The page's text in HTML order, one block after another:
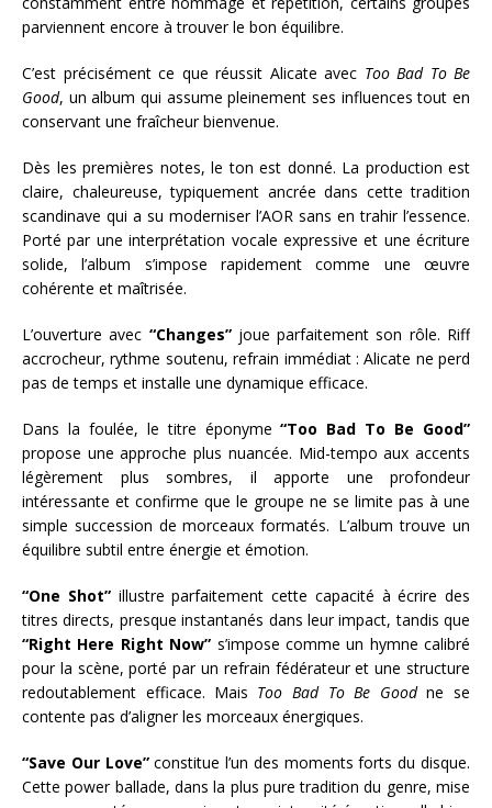
parviennent encore à trouver le bon équilibre.
C’est précisément ce que réussit Alicate avec Too Bad To Be
Good, un album qui assume pleinement ses influences tout en
conservant une fraîcheur bienvenue.
Dès les premières notes, le ton est donné. La production est
claire, chaleureuse, typiquement ancrée dans cette tradition
scandinave qui a su moderniser l’AOR sans en trahir l’essence.
Porté par une interprétation vocale expressive et une écriture
solide, l’album s’impose rapidement comme une œuvre
cohérente et maîtrisée.
L’ouverture avec “Changes”joue parfaitement son rôle. Riff
accrocheur, rythme soutenu, refrain immédiat : Alicate ne perd
pas de temps et installe une dynamique efficace.
Dans la foulée, le titre éponyme“Too Bad To Be Good”
propose une approche plus nuancée. Mid-tempo aux accents
légèrement plus sombres, il apporte une profondeur
intéressante et confirme que le groupe ne se limite pas à une
simple succession de morceaux formatés. L’album trouve un
équilibre subtil entre énergie et émotion.
“One Shot”illustre parfaitement cette capacité à écrire des
titres directs, presque instantanés dans leur impact, tandis que
“Right Here Right Now” s’impose comme un hymne calibré
pour la scène, porté par un refrain fédérateur et une structure
redoutablement efficace. Mais Too Bad To Be Goodne se
contente pas d’aligner les morceaux énergiques.
“Save Our Love”constitue l’un des moments forts du disque.
Cette power ballade, dans la plus pure tradition du genre, mise